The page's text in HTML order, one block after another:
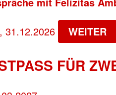
31.12.2026 WEITER
FÜR